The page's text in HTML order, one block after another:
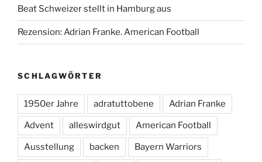
Beat Schweizer stellt in Hamburg aus
Rezension: Adrian Franke. American Football
SCHLAGWÖRTER
1950er Jahre adratuttobene Adrian Franke
Advent alleswirdgut American Football
Ausstellung backen Bayern Warriors